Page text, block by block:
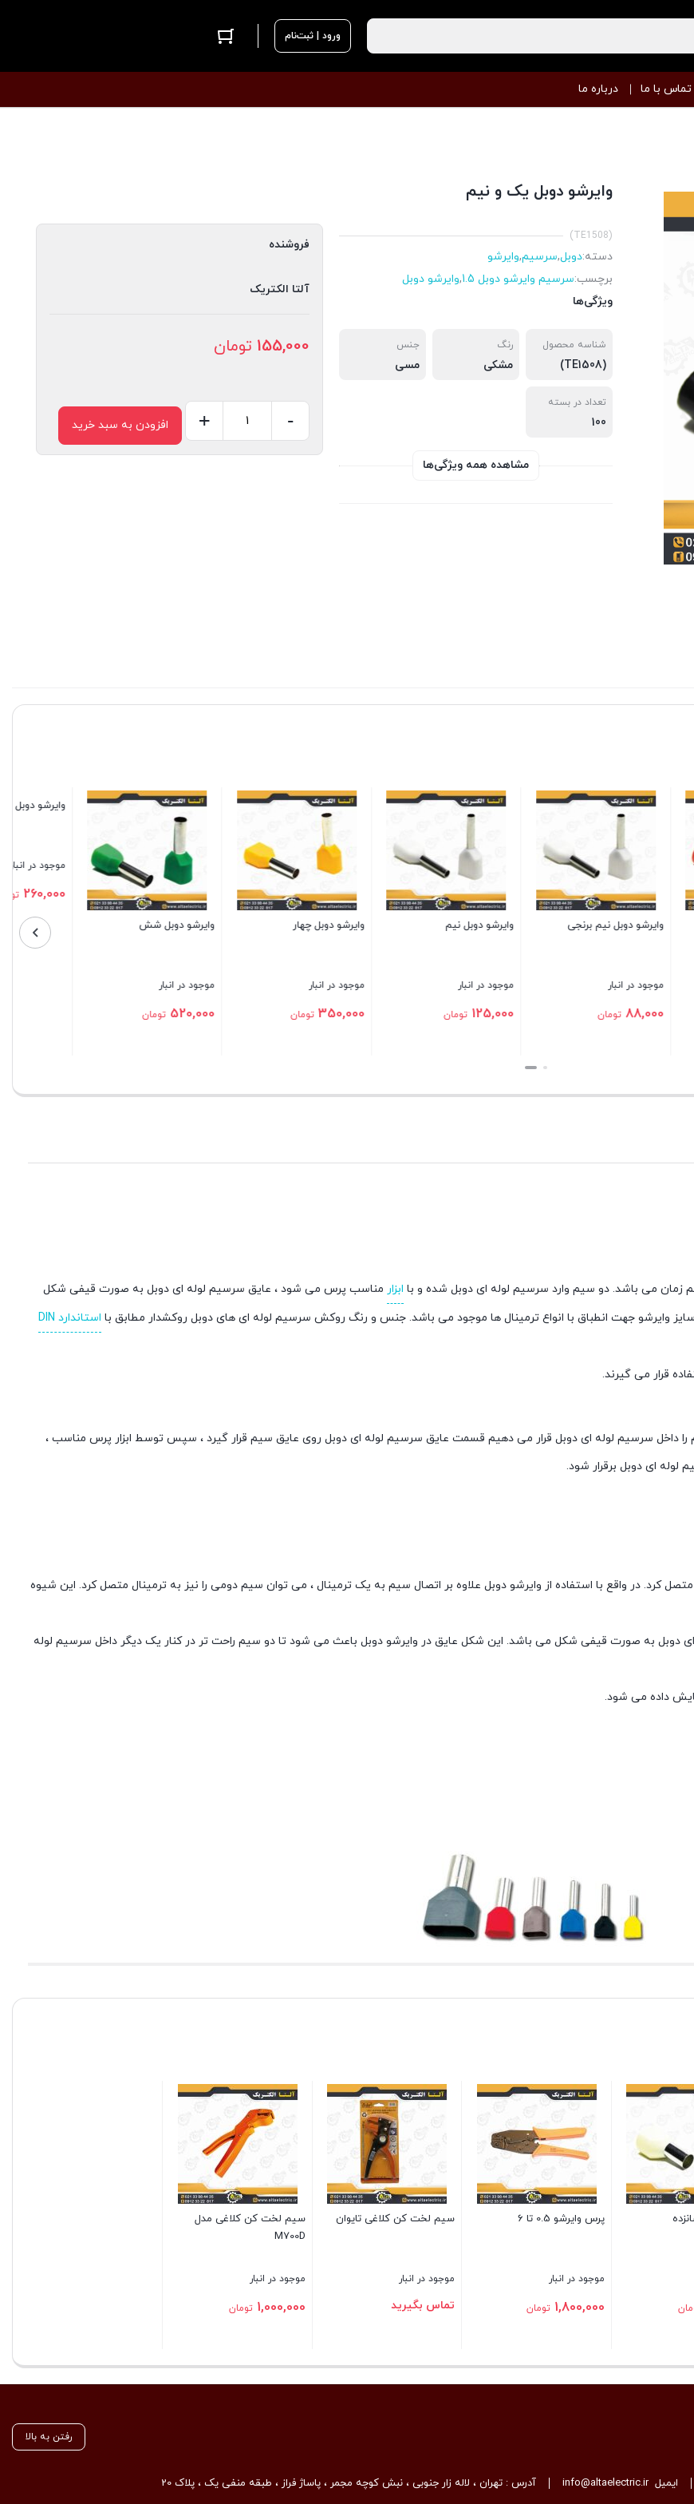
ورود | ثبت‌نام
تماس با ما درباره ما
وایرشو دوبل یک و نیم
(TE1508)
دسته:دوبل,سرسیم,وایرشو
برچسب:سرسیم وایرشو دوبل 1.5 ,وایرشو دوبل
ویژگی‌ها
شناسه محصول
(TE1508)
رنگ
مشکی
جنس
مسی
تعداد در بسته
100
مشاهده همه ویژگی‌ها
فروشنده
آلتا الکتریک
155,000 تومان
دوبل
-
+ افزودن به سبد خرید
دوبل چهار
در انبار
تومان
وایرشو دوبل شش
موجود در انبار
تومان
وایرشو دوبل دو و نیم
موجود در انبار
260,000 تومان
وایرشو دوبل ده برنجی
موجود در انبار
585,000 تومان
وایرشو دوبل ده
موجود در انبار
790,000 تومان
ابزار مناسب پرس می شود ، عایق سرسیم لوله ای دوبل به صورت قیفی شکل
وایرشو جهت انطباق با انواع ترمینال ها موجود می باشد. جنس و رنگ روکش سرسیم لوله ای های دوبل روکشدار مطابق با استاندارد DIN
قرار می گیرند.
را داخل سرسیم لوله ای دوبل قرار می دهیم قسمت عایق سرسیم لوله ای دوبل روی عایق سیم قرار گیرد ، سپس توسط ابزار پرس مناسب ،
ای دوبل برقرار شود.
کرد. در واقع با استفاده از وایرشو دوبل علاوه بر اتصال سیم به یک ترمینال ، می توان سیم دومی را نیز به ترمینال متصل کرد. این شیوه
دوبل به صورت قیفی شکل می باشد. این شکل عایق در وایرشو دوبل باعث می شود تا دو سیم راحت تر در کنار یک دیگر داخل سرسیم لوله
پرس وایرشو 0.5 تا 6
موجود در انبار
1,800,000 تومان
سیم لخت کن کلاغی تایوان
موجود در انبار
تماس بگیرید
سیم لخت کن کلاغی مدل
M700D
موجود در انبار
1,000,000 تومان
رفتن به بالا
ایمیلinfo@altaelectric.ir آدرس : تهران ، لاله زار جنوبی ، نبش کوچه مجمر ، پاساژ فراز ، طبقه منفی یک ، پلاک 20